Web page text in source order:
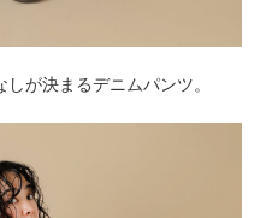
が決まるデニムパンツ。